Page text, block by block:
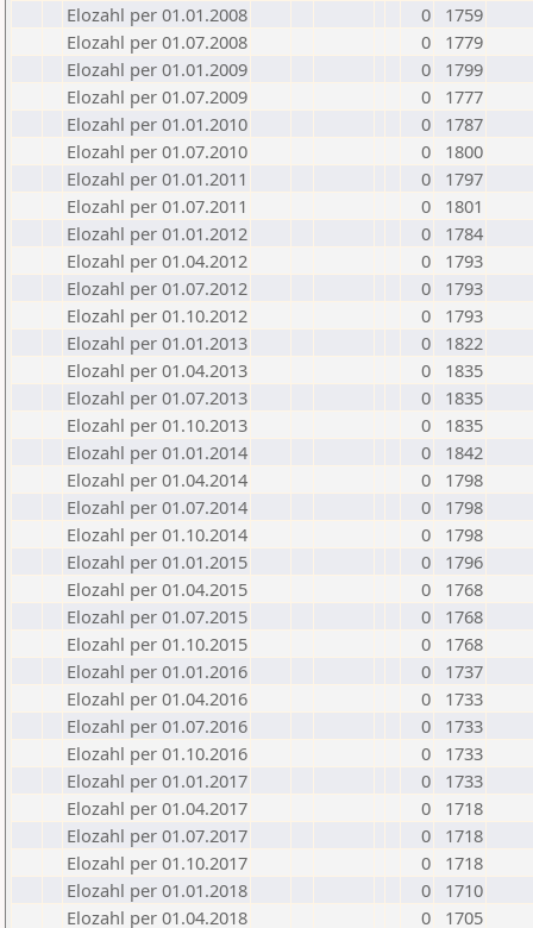
Elozahl per 01.01.2008
0
1759
Elozahl per 01.07.2008
0
1779
Elozahl per 01.01.2009
0
1799
Elozahl per 01.07.2009
0
1777
Elozahl per 01.01.2010
0
1787
Elozahl per 01.07.2010
0
1800
Elozahl per 01.01.2011
0
1797
Elozahl per 01.07.2011
0
1801
Elozahl per 01.01.2012
0
1784
Elozahl per 01.04.2012
0
1793
Elozahl per 01.07.2012
0
1793
Elozahl per 01.10.2012
0
1793
Elozahl per 01.01.2013
0
1822
Elozahl per 01.04.2013
0
1835
Elozahl per 01.07.2013
0
1835
Elozahl per 01.10.2013
0
1835
Elozahl per 01.01.2014
0
1842
Elozahl per 01.04.2014
0
1798
Elozahl per 01.07.2014
0
1798
Elozahl per 01.10.2014
0
1798
Elozahl per 01.01.2015
0
1796
Elozahl per 01.04.2015
0
1768
Elozahl per 01.07.2015
0
1768
Elozahl per 01.10.2015
0
1768
Elozahl per 01.01.2016
0
1737
Elozahl per 01.04.2016
0
1733
Elozahl per 01.07.2016
0
1733
Elozahl per 01.10.2016
0
1733
Elozahl per 01.01.2017
0
1733
Elozahl per 01.04.2017
0
1718
Elozahl per 01.07.2017
0
1718
Elozahl per 01.10.2017
0
1718
Elozahl per 01.01.2018
0
1710
Elozahl per 01.04.2018
0
1705